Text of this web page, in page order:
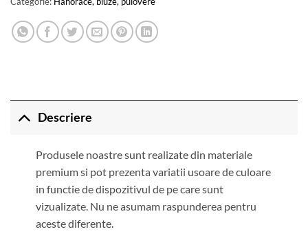
Descriere
Produsele noastre sunt realizate din materiale
premium si pot prezenta variatii usoare de culoare
in functie de dispozitivul de pe care sunt
vizualizate. Nu ne asumam raspunderea pentru
aceste diferente.